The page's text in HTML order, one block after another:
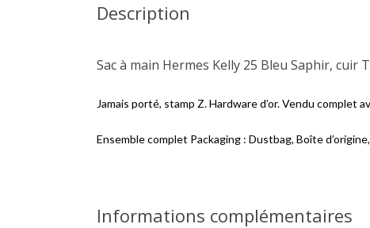
Description
Sac à main Hermes Kelly 25 Bleu Saphir, cuir
Jamais porté, stamp Z. Hardware d’or. Vendu complet
Ensemble complet Packaging : Dustbag, Boîte
Informations complémentaires